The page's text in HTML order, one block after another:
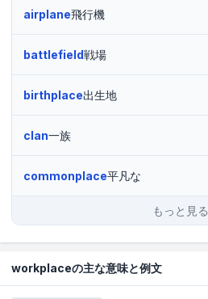
airplane飛行機
battlefield戦場
birthplace出生地
clan一族
commonplace平凡な
もっと見る
workplaceの主な意味と例文